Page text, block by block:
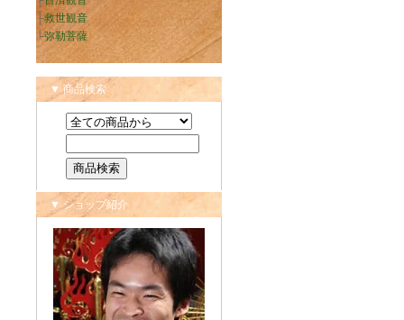
├救世観音
└弥勒菩薩
▼ 商品検索
▼ ショップ紹介